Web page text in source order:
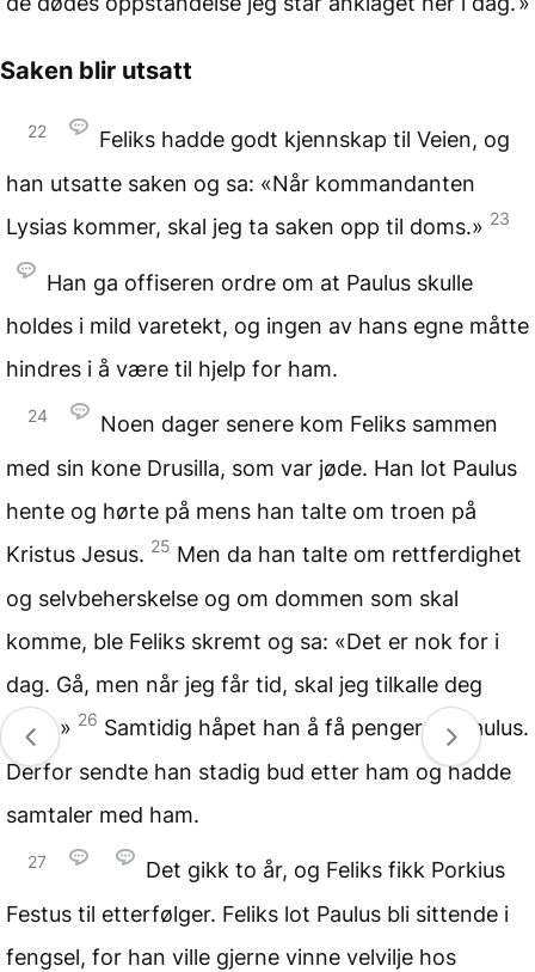
Saken blir utsatt
22
Feliks hadde godt kjennskap til Veien, og
han utsatte saken og sa: «Når kommandanten
Lysias kommer, skal jeg ta saken opp til doms.» 23
Han ga offiseren ordre om at Paulus skulle
holdes i mild varetekt, og ingen av hans egne måtte
hindres i å være til hjelp for ham.
24
Noen dager senere kom Feliks sammen
med sin kone Drusilla, som var jøde. Han lot Paulus
hente og hørte på mens han talte om troen på
Kristus Jesus. 25 Men da han talte om rettferdighet
og selvbeherskelse og om dommen som skal
komme, ble Feliks skremt og sa: «Det er nok for i
dag. Gå, men når jeg får tid, skal jeg tilkalle deg
igjen.» 26 Samtidig håpet han å få penger av Paulus.
Derfor sendte han stadig bud etter ham og hadde
samtaler med ham.
27
Det gikk to år, og Feliks fikk Porkius
Festus til etterfølger. Feliks lot Paulus bli sittende i
fengsel, for han ville gjerne vinne velvilje hos